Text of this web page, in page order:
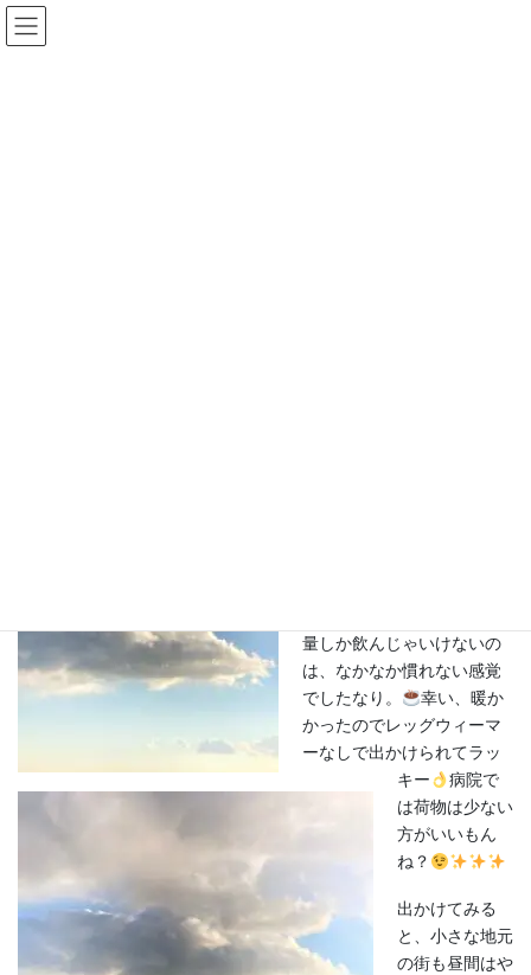
コ
ン
ナ
ビ
量しか飲んじゃいけないの
は、なかなか慣れない感覚
でしたなり。
幸い、暖か
かったのでレッグウィーマ
ーなしで出かけられてラッ
キー
病院で
は荷物は少ない
方がいいもん
ね？
出かけてみる
と、小さな地元
の街も昼間はや